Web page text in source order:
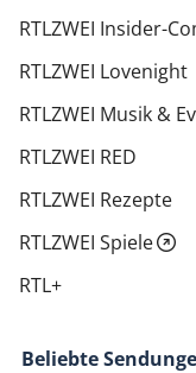
RTLZWEI Insider-
RTLZWEI Lovenight
RTLZWEI Musik &
RTLZWEI RED
RTLZWEI Rezepte
RTLZWEI Spiele
RTL+
Beliebte